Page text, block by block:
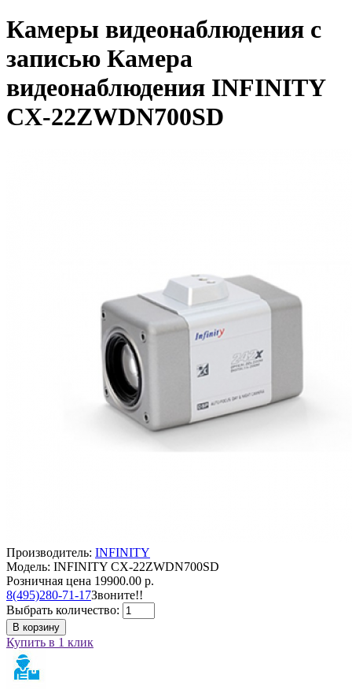
Камеры видеонаблюдения с
записью Камера
видеонаблюдения INFINITY
CX-22ZWDN700SD
Производитель: INFINITY
Модель: INFINITY CX-22ZWDN700SD
Розничная цена 19900.00 р.
8(495)280-71-17Звоните!!
Выбрать количество:
В корзину
Купить в 1 клик